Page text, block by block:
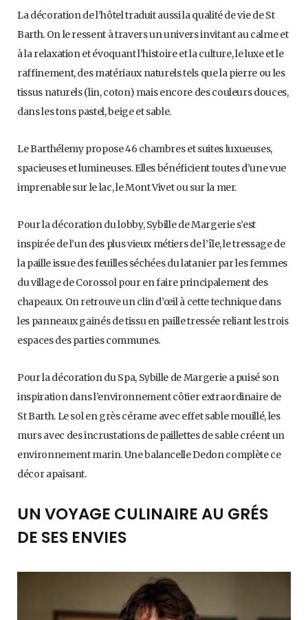
La décoration de l’hôtel traduit aussi la qualité de vie de St
Barth. On le ressent à travers un univers invitant au calme et
à la relaxation et évoquant l’histoire et la culture, le luxe et le
raffinement, des matériaux naturels tels que la pierre ou les
tissus naturels (lin, coton) mais encore des couleurs douces,
dans les tons pastel, beige et sable.
Le Barthélemy propose 46 chambres et suites luxueuses,
spacieuses et lumineuses. Elles bénéficient toutes d’une vue
imprenable sur le lac, le Mont Vivet ou sur la mer.
Pour la décoration du lobby, Sybille de Margerie s’est
inspirée de l’un des plus vieux métiers de l’île, le tressage de
la paille issue des feuilles séchées du latanier par les femmes
du village de Corossol pour en faire principalement des
chapeaux. On retrouve un clin d’œil à cette technique dans
les panneaux gainés de tissu en paille tressée reliant les trois
espaces des parties communes.
Pour la décoration du Spa, Sybille de Margerie a puisé son
inspiration dans l’environnement côtier extraordinaire de
St Barth. Le sol en grès cérame avec effet sable mouillé, les
murs avec des incrustations de paillettes de sable créent un
environnement marin. Une balancelle Dedon complète ce
décor apaisant.
UN VOYAGE CULINAIRE AU GRÉS
DE SES ENVIES